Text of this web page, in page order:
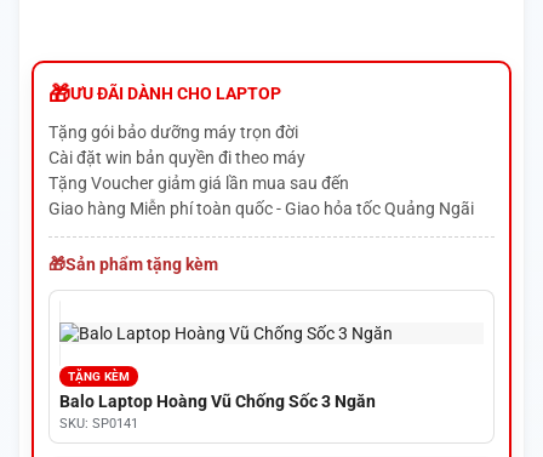
ƯU ĐÃI DÀNH CHO LAPTOP
Tặng gói bảo dưỡng máy trọn đời
Cài đặt win bản quyền đi theo máy
Tặng Voucher giảm giá lần mua sau đến
Giao hàng Miễn phí toàn quốc - Giao hỏa tốc Quảng Ngãi
Sản phẩm tặng kèm
TẶNG KÈM
Balo Laptop Hoàng Vũ Chống Sốc 3 Ngăn
SKU: SP0141